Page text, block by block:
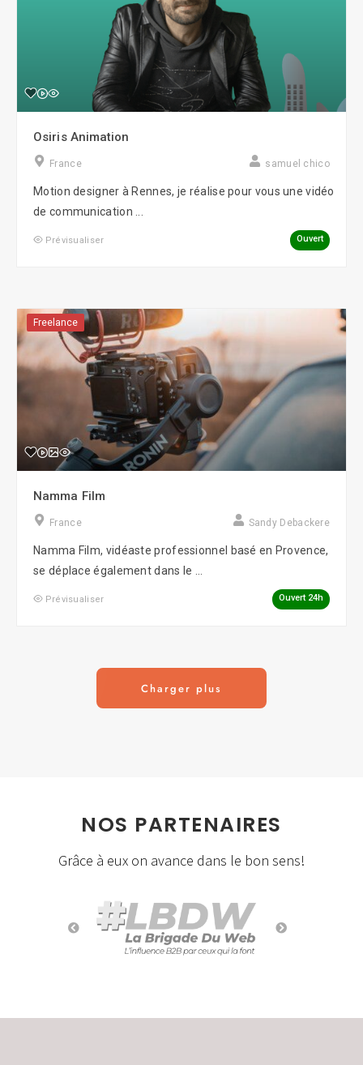
Osiris Animation
France samuel chico
Motion designer à Rennes, je réalise pour vous une vidéo
de communication ...
Prévisualiser Ouvert
Freelance
Namma Film
France Sandy Debackere
Namma Film, vidéaste professionnel basé en Provence,
se déplace également dans le ...
Prévisualiser Ouvert 24h
Charger plus
NOS PARTENAIRES
Grâce à eux on avance dans le bon sens!